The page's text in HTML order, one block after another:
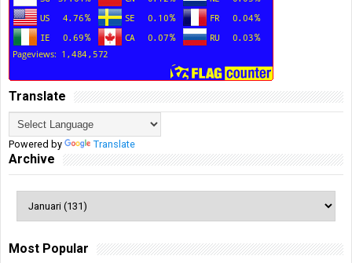
Translate
Powered by Translate
Archive
Most Popular